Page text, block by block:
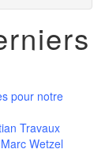
pour notre
Travaux
Wetzel